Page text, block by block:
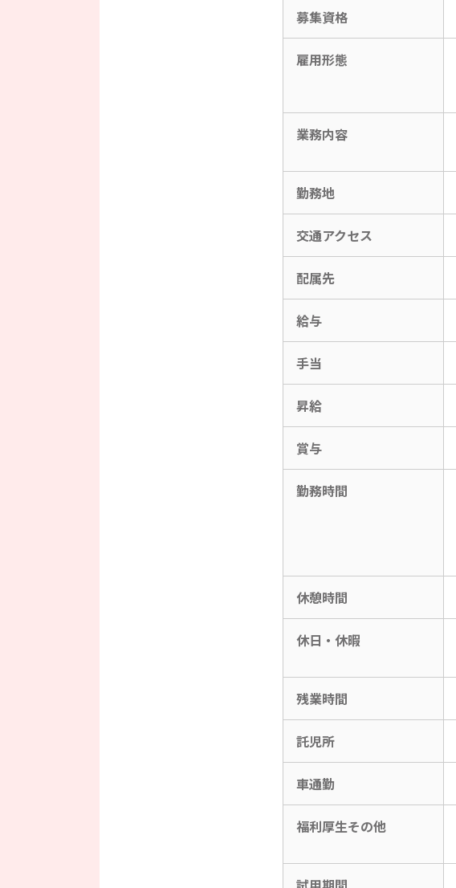
募集資格
雇用形態
業務内容
勤務地
交通アクセス
配属先
給与
手当
昇給
賞与
勤務時間
休憩時間
休日・休暇
残業時間
託児所
車通勤
福利厚生その他